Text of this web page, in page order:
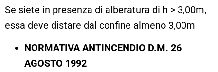
Se siete in presenza di alberatura di h > 3,00m,
essa deve distare dal confine almeno 3,00m
NORMATIVA ANTINCENDIO D.M. 26
AGOSTO 1992